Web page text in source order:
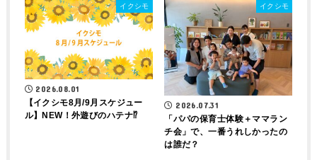
イクシモ
2026.08.01
【イクシモ8月/9月スケジュー
ル】NEW！外遊びのハテナ⁉
イクシモ
2026.07.31
「パパの保育士体験＋ママラン
チ会」で、一番うれしかったの
は誰だ？